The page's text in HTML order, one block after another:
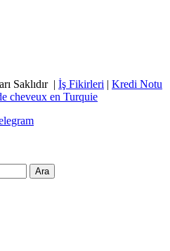
Saklıdır | İş Fikirleri | Kredi Notu
cheveux en Turquie